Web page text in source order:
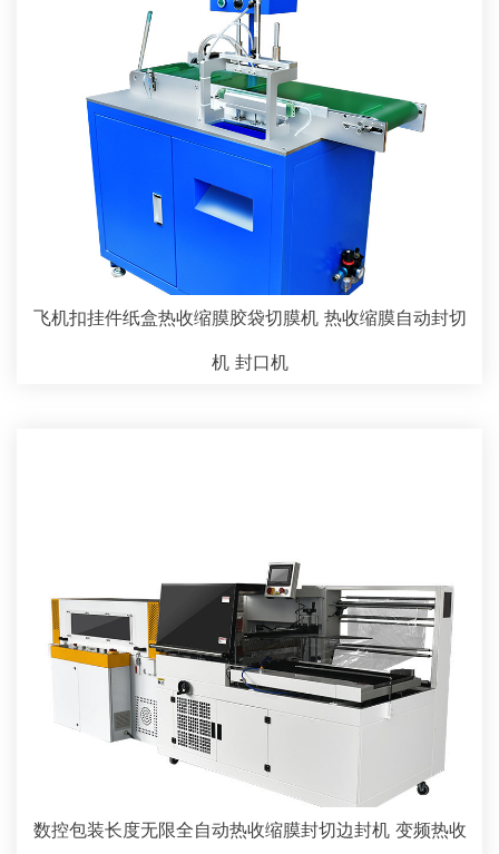
飞机扣挂件纸盒热收缩膜胶袋切膜机 热收缩膜自动封切
机 封口机
数控包装长度无限全自动热收缩膜封切边封机 变频热收